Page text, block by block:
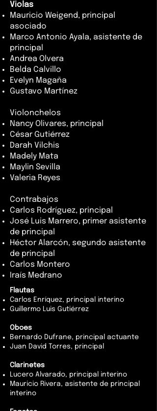
Violas
Mauricio Weigend, principal
asociado
Marco Antonio Ayala, asistente de
principal
Andrea Olvera
Belda Calvillo
Evelyn Magaña
Gustavo Martínez
Violonchelos
Nancy Olivares, principal
César Gutiérrez
Darah Vilchis
Madely Mata
Maylin Sevilla
Valeria Reyes
Contrabajos
Carlos Rodríguez, principal
José Luis Marrero, primer asistente
de principal
Héctor Alarcón, segundo asistente
de principal
Carlos Montero
Iraís Medrano
Flautas
Carlos Enríquez, principal interino
Guillermo Luis Gutiérrez
Oboes
Bernardo Dufrane, principal actuante
Juan David Torres, principal
Clarinetes
Lucero Alvarado, principal interino
Mauricio Rivera, asistente de principal
interino